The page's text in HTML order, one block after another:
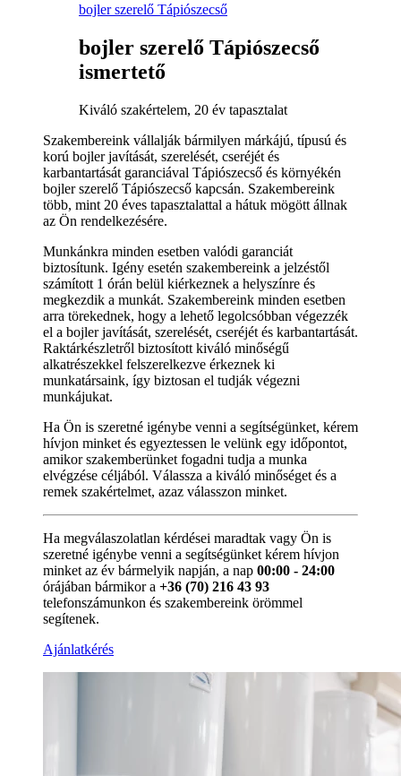
bojler szerelő Tápiószecső
bojler szerelő Tápiószecső
ismertető
Kiváló szakértelem, 20 év tapasztalat
Szakembereink vállalják bármilyen márkájú, típusú és
korú bojler javítását, szerelését, cseréjét és
karbantartását garanciával Tápiószecső és környékén
bojler szerelő Tápiószecső kapcsán. Szakembereink
több, mint 20 éves tapasztalattal a hátuk mögött állnak
az Ön rendelkezésére.
Munkánkra minden esetben valódi garanciát
biztosítunk. Igény esetén szakembereink a jelzéstől
számított 1 órán belül kiérkeznek a helyszínre és
megkezdik a munkát. Szakembereink minden esetben
arra törekednek, hogy a lehető legolcsóbban végezzék
el a bojler javítását, szerelését, cseréjét és karbantartását.
Raktárkészletről biztosított kiváló minőségű
alkatrészekkel felszerelkezve érkeznek ki
munkatársaink, így biztosan el tudják végezni
munkájukat.
Ha Ön is szeretné igénybe venni a segítségünket, kérem
hívjon minket és egyeztessen le velünk egy időpontot,
amikor szakemberünket fogadni tudja a munka
elvégzése céljából. Válassza a kiváló minőséget és a
remek szakértelmet, azaz válasszon minket.
Ha megválaszolatlan kérdései maradtak vagy Ön is
szeretné igénybe venni a segítségünket kérem hívjon
minket az év bármelyik napján, a nap 00:00 - 24:00
órájában bármikor a +36 (70) 216 43 93
telefonszámunkon és szakembereink örömmel
segítenek.
Ajánlatkérés